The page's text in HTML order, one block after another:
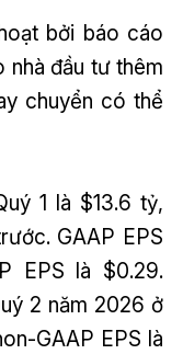
bởi báo cáo
nhà đầu tư thêm
chuyển có thể
1 là $13.6 tỷ,
GAAP EPS
EPS là $0.29.
2 năm 2026 ở
GAAP EPS là